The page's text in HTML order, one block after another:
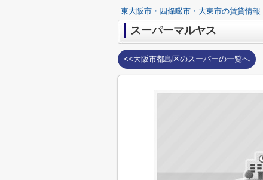
東大阪市・四條畷市・大東市の賃貸情
スーパーマルヤス
<<大阪市都島区のスーパーの一覧へ